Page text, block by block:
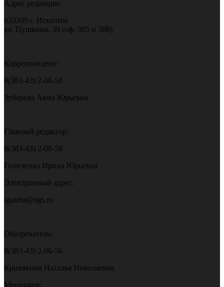
Адрес редакции:
633209 г. Искитим
ул. Пушкина, 39 (оф. 305 и 308)
Корреспондент:
8(383-43) 2-06-58
Зубарева Анна Юрьевна
Главный редактор:
8(383-43) 2-06-56
Голиченко Ирина Юрьевна
Электронный адрес:
igazeta@ngs.ru
Обозреватель:
8(383-43) 2-06-56
Кривякина Наталья Николаевна
Менеджер: